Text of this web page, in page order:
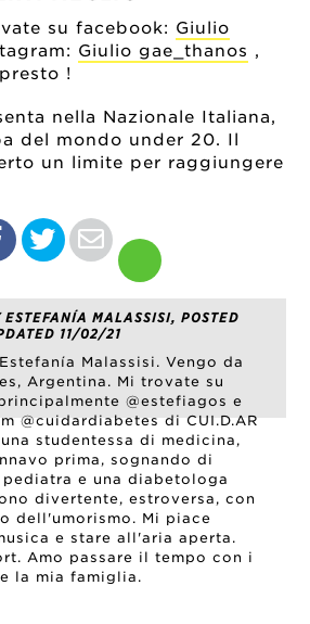
su facebook: Giulio
Giulio gae_thanos ,
!
nella Nazionale Italiana,
del mondo under 20. Il
un limite per raggiungere
ESTEFANÍA MALASSISI, POSTED
11/02/21
Malassisi. Vengo da
Argentina. Mi trovate su
@estefiagos e
@cuidardiabetes di CUI.D.AR
studentessa di medicina,
prima, sognando di
pediatra e una diabetologa
divertente, estroversa, con
dell'umorismo. Mi piace
e stare all'aria aperta.
Amo passare il tempo con i
la mia famiglia.